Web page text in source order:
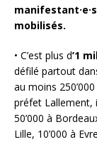
mobilisés.
• C’est plus d’1
défilé partout
au moins
préfet Lallement,
50’000 à
Lille, 10’000 à